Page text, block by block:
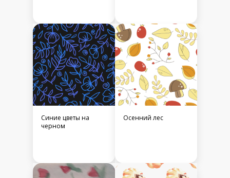
Синие цветы на
черном
Осенний лес